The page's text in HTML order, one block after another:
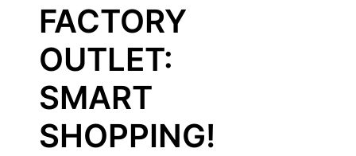
FACTORY
OUTLET:
SMART
SHOPPING!